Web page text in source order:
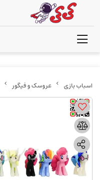
عروسک و فیگور